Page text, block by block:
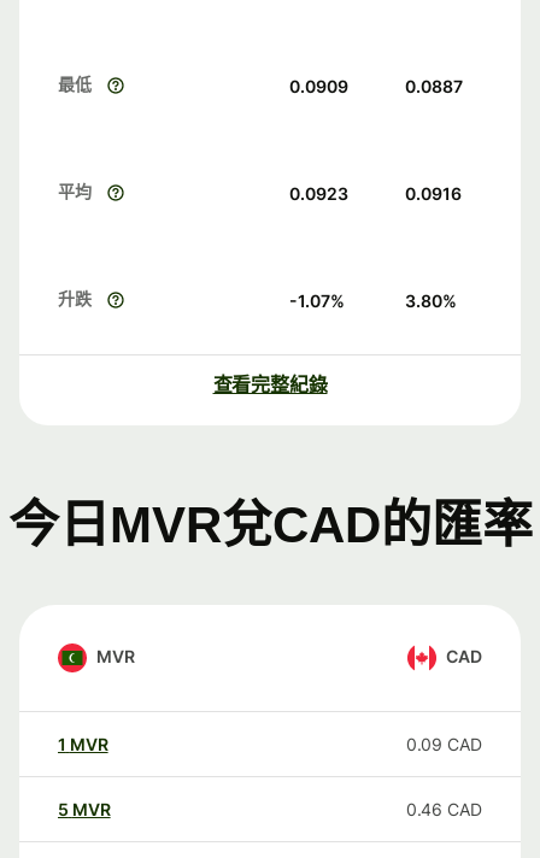
最低 0.0909 0.0887
平均 0.0923 0.0916
升跌 -1.07% 3.80%
查看完整紀錄
今日MVR兌CAD的匯率
MVR CAD
1 MVR 0.09 CAD
5 MVR 0.46 CAD